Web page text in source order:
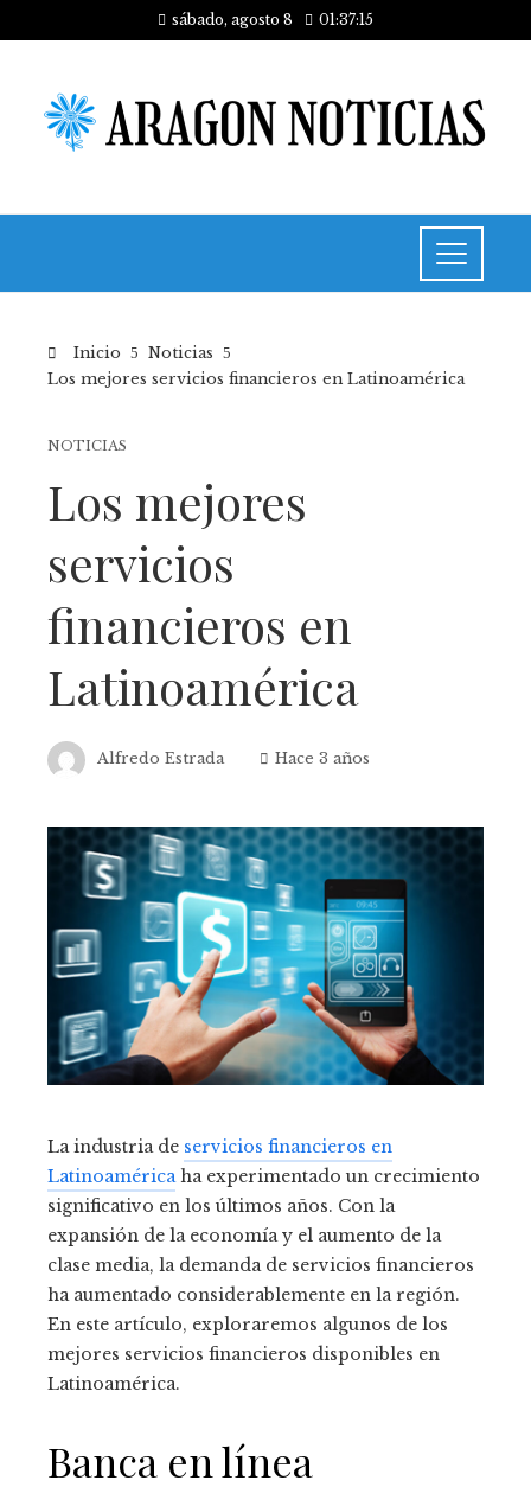
sábado, agosto 8 01:37:15
Inicio
Noticias
Los mejores servicios financieros en Latinoamérica
NOTICIAS
Los mejores
servicios
financieros en
Latinoamérica
Alfredo Estrada Hace 3 años
La industria de servicios financieros en
Latinoaméricaha experimentado un crecimiento
significativo en los últimos años. Con la
expansión de la economía y el aumento de la
clase media, la demanda de servicios financieros
ha aumentado considerablemente en la región.
En este artículo, exploraremos algunos de los
mejores servicios financieros disponibles en
Latinoamérica.
Banca en línea